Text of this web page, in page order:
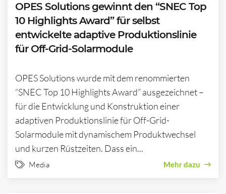
OPES Solutions gewinnt den “SNEC Top
10 Highlights Award” für selbst
entwickelte adaptive Produktionslinie
für Off-Grid-Solarmodule
OPES Solutions wurde mit dem renommierten
“SNEC Top 10 Highlights Award” ausgezeichnet –
für die Entwicklung und Konstruktion einer
adaptiven Produktionslinie für Off-Grid-
Solarmodule mit dynamischem Produktwechsel
und kurzen Rüstzeiten. Dass ein...
Media Mehr dazu